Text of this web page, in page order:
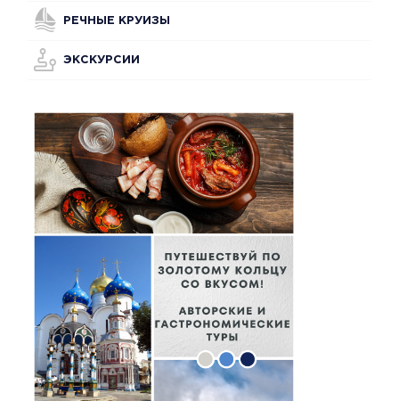
РЕЧНЫЕ КРУИЗЫ
ЭКСКУРСИИ